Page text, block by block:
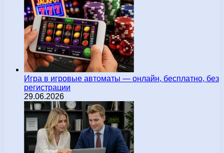
Игра в игровые автоматы — онлайн, бесплатно, без
регистрации
29.06.2026